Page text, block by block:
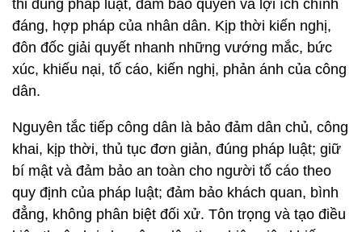
thi đúng pháp luật, đảm bảo quyền và lợi ích chính
đáng, hợp pháp của nhân dân. Kịp thời kiến nghị,
đôn đốc giải quyết nhanh những vướng mắc, bức
xúc, khiếu nại, tố cáo, kiến nghị, phản ánh của công
dân.
Nguyên tắc tiếp công dân là bảo đảm dân chủ, công
khai, kịp thời, thủ tục đơn giản, đúng pháp luật; giữ
bí mật và đảm bảo an toàn cho người tố cáo theo
quy định của pháp luật; đảm bảo khách quan, bình
đẳng, không phân biệt đối xử. Tôn trọng và tạo điều